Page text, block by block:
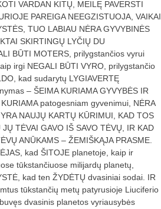
VARDAN KITŲ, MEILĘ PAVERSTI
PAREIGA NEEGZISTUOJA, VAIKAI
TUO LABIAU NĖRA GYVYBINĖS
SKIRTINGŲ LYČIŲ DU
BŪTI MOTERS, prilygstančios vyrui
irgi NEGALI BŪTI VYRO, prilygstančio
kad sudarytų LYGIAVERTĘ
– ŠEIMA KURIAMA GYVYBĖS IR
patogesniam gyvenimui, NĖRA
NAUJŲ KARTŲ KŪRIMUI, KAD TOS
TĖVAI GAVO IŠ SAVO TĖVŲ, IR KAD
ANŪKAMS – ŽEMIŠKĄJA PRASME.
kad ŠITOJE planetoje, kaip ir
tūkstančiuose milijardų planetų,
kad ten ŽYDĖTŲ dvasiniai sodai. IR
tūkstančių metų patyrusioje Liuciferio
dvasinis planetos vyriausybės